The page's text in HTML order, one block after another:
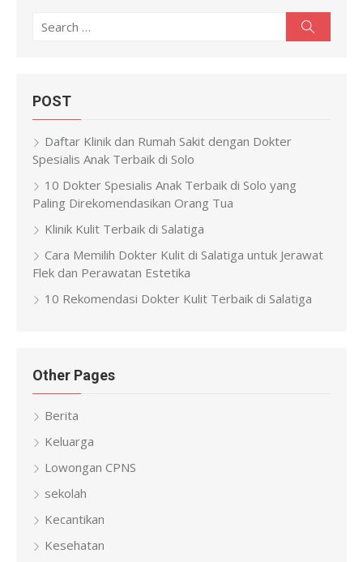
Search
POST
Daftar Klinik dan Rumah Sakit dengan Dokter
Spesialis Anak Terbaik di Solo
10 Dokter Spesialis Anak Terbaik di Solo yang
Paling Direkomendasikan Orang Tua
Klinik Kulit Terbaik di Salatiga
Cara Memilih Dokter Kulit di Salatiga untuk Jerawat
Flek dan Perawatan Estetika
10 Rekomendasi Dokter Kulit Terbaik di Salatiga
Other Pages
Berita
Keluarga
Lowongan CPNS
sekolah
Kecantikan
Kesehatan